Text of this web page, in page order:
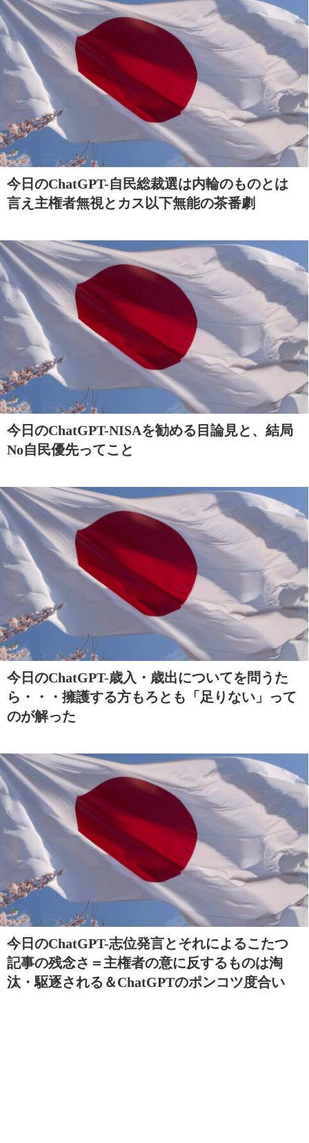
今日のChatGPT-自民総裁選は内輪のものとは
言え主権者無視とカス以下無能の茶番劇
今日のChatGPT-NISAを勧める目論見と、結局
No自民優先ってこと
今日のChatGPT-歳入・歳出についてを問うた
ら・・・擁護する方もろとも「足りない」って
のが解った
今日のChatGPT-志位発言とそれによるこたつ
記事の残念さ＝主権者の意に反するものは淘
汰・駆逐される＆ChatGPTのポンコツ度合い